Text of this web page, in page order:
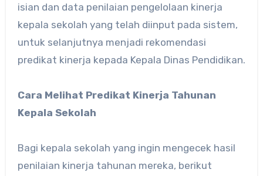
isian dan data penilaian pengelolaan kinerja
kepala sekolah yang telah diinput pada sistem,
untuk selanjutnya menjadi rekomendasi
predikat kinerja kepada Kepala Dinas Pendidikan.
Cara Melihat Predikat Kinerja Tahunan
Kepala Sekolah
Bagi kepala sekolah yang ingin mengecek hasil
penilaian kinerja tahunan mereka, berikut